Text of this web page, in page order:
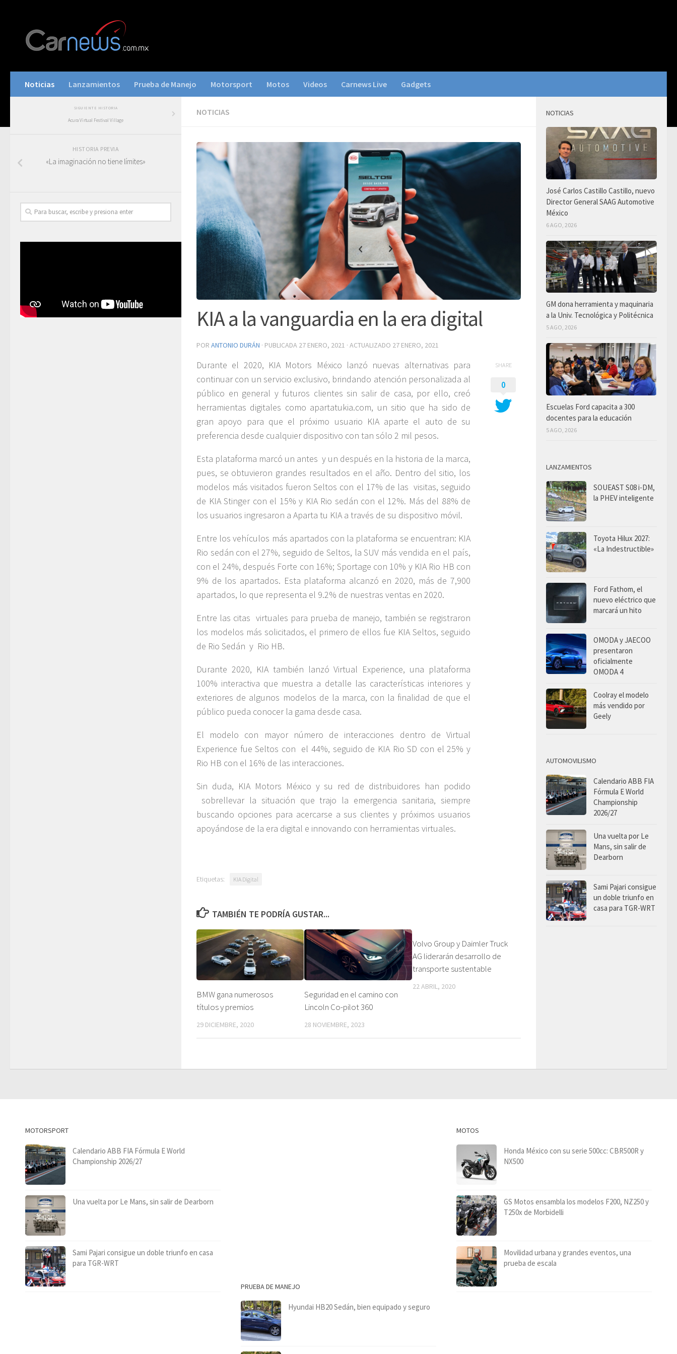
Noticias Lanzamientos Prueba de Manejo Motorsport Motos Videos Carnews Live Gadgets
NOTICIAS
KIA a la vanguardia en la era digital
POR ANTONIO DURÁN · PUBLICADA 27 ENERO, 2021 · ACTUALIZADO 27 ENERO, 2021
Durante el 2020, KIA Motors México lanzó nuevas alternativas para
continuar con un servicio exclusivo, brindando atención personalizada al
público en general y futuros clientes sin salir de casa, por ello, creó
herramientas digitales como apartatukia.com, un sitio que ha sido de
gran apoyo para que el próximo usuario KIA aparte el auto de su
preferencia desde cualquier dispositivo con tan sólo 2 mil pesos.
Esta plataforma marcó un antes y un después en la historia de la marca,
pues, se obtuvieron grandes resultados en el año. Dentro del sitio, los
modelos más visitados fueron Seltos con el 17% de las visitas, seguido
de KIA Stinger con el 15% y KIA Rio sedán con el 12%. Más del 88% de
los usuarios ingresaron a Aparta tu KIA a través de su dispositivo móvil.
Entre los vehículos más apartados con la plataforma se encuentran: KIA
Rio sedán con el 27%, seguido de Seltos, la SUV más vendida en el país,
con el 24%, después Forte con 16%; Sportage con 10% y KIA Rio HB con
9% de los apartados. Esta plataforma alcanzó en 2020, más de 7,900
apartados, lo que representa el 9.2% de nuestras ventas en 2020.
Entre las citas virtuales para prueba de manejo, también se registraron
los modelos más solicitados, el primero de ellos fue KIA Seltos, seguido
de Rio Sedán y Rio HB.
Durante 2020, KIA también lanzó Virtual Experience, una plataforma
100% interactiva que muestra a detalle las características interiores y
exteriores de algunos modelos de la marca, con la finalidad de que el
público pueda conocer la gama desde casa.
El modelo con mayor número de interacciones dentro de Virtual
Experience fue Seltos con el 44%, seguido de KIA Rio SD con el 25% y
Rio HB con el 16% de las interacciones.
Sin duda, KIA Motors México y su red de distribuidores han podido
sobrellevar la situación que trajo la emergencia sanitaria, siempre
buscando opciones para acercarse a sus clientes y próximos usuarios
apoyándose de la era digital e innovando con herramientas virtuales.
SHARE
0
Etiquetas: KIA Digital
TAMBIÉN TE PODRÍA GUSTAR...
BMW gana numerosos
títulos y premios
29 DICIEMBRE, 2020
Seguridad en el camino con
Lincoln Co-pilot 360
28 NOVIEMBRE, 2023
Volvo Group y Daimler Truck
AG liderarán desarrollo de
transporte sustentable
22 ABRIL, 2020
SIGUIENTE HISTORIA
Acura Virtual Festival Village
HISTORIA PREVIA
«La imaginación no tiene límites»
NOTICIAS
José Carlos Castillo Castillo, nuevo
Director General SAAG Automotive
México
6 AGO, 2026
GM dona herramienta y maquinaria
a la Univ. Tecnológica y Politécnica
5 AGO, 2026
Escuelas Ford capacita a 300
docentes para la educación
5 AGO, 2026
LANZAMIENTOS
SOUEAST S08 i-DM,
la PHEV inteligente
Toyota Hilux 2027:
«La Indestructible»
Ford Fathom, el
nuevo eléctrico que
marcará un hito
OMODA y JAECOO
presentaron
oficialmente
OMODA 4
Coolray el modelo
más vendido por
Geely
AUTOMOVILISMO
Calendario ABB FIA
Fórmula E World
Championship
2026/27
Una vuelta por Le
Mans, sin salir de
Dearborn
Sami Pajari consigue
un doble triunfo en
casa para TGR-WRT
MOTORSPORT
Calendario ABB FIA Fórmula E World
Championship 2026/27
Una vuelta por Le Mans, sin salir de Dearborn
Sami Pajari consigue un doble triunfo en casa
para TGR-WRT
PRUEBA DE MANEJO
Hyundai HB20 Sedán, bien equipado y seguro
MOTOS
Honda México con su serie 500cc: CBR500R y
NX500
GS Motos ensambla los modelos F200, NZ250 y
T250x de Morbidelli
Movilidad urbana y grandes eventos, una
prueba de escala